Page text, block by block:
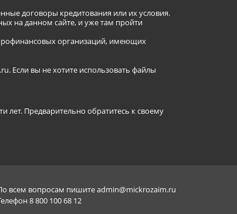
договоры кредитования или их условия.
на данном сайте, и уже там пройти
организаций, имеющих
Если вы не хотите использовать файлы
лет. Предварительно обратитесь к своему
всем вопросам пишитеadmin@mickrozaim.ru
8 800 100 68 12